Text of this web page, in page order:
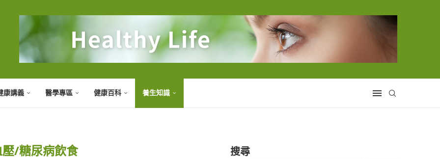
康講義 醫學專區 健康百科 養生知識
/糖尿病飲食 搜尋